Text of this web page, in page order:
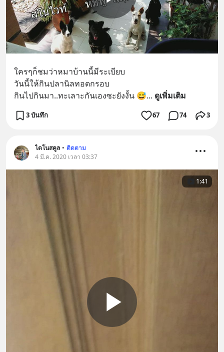
ใครๆก็ชมว่าหมาบ้านนี้มีระเบียบ
วันนี้ให้กินปลานิลทอดกรอบ
กินไปกินมา..ทะเลาะกันเองซะยังงั้น 😅... ดูเพิ่มเติม
3 บันทึก 67 74 3
ไดโนสคูล • ติดตาม
4 มี.ค. 2020 เวลา 03:37
1:41